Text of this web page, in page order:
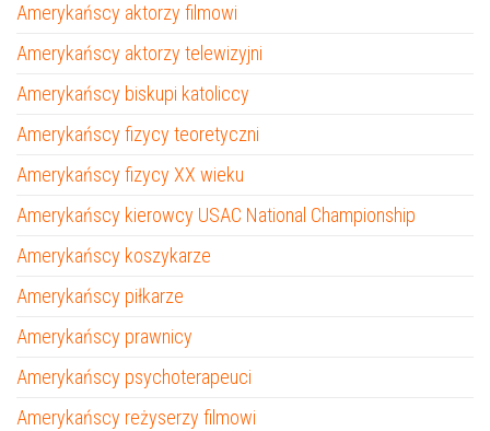
Amerykańscy aktorzy filmowi
Amerykańscy aktorzy telewizyjni
Amerykańscy biskupi katoliccy
Amerykańscy fizycy teoretyczni
Amerykańscy fizycy XX wieku
Amerykańscy kierowcy USAC National Championship
Amerykańscy koszykarze
Amerykańscy piłkarze
Amerykańscy prawnicy
Amerykańscy psychoterapeuci
Amerykańscy reżyserzy filmowi